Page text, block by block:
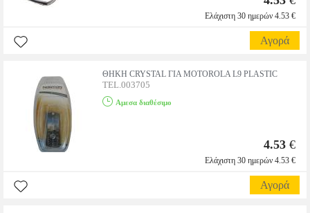
Ελάχιστη 30 ημερών 4.53 €
Αγορά
ΘΗΚΗ CRYSTAL ΓΙΑ MOTOROLA L9 PLASTIC
TEL.003705
Αμεσα διαθέσιμο
4.53 €
Ελάχιστη 30 ημερών 4.53 €
Αγορά